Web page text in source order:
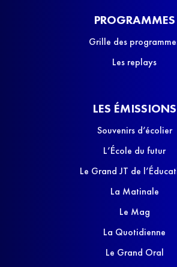
PROGRAMMES
Grille des
Les replays
LES ÉMISSIONS
Souvenirs d’écolier
L’École du futur
Le Grand JT de
La Matinale
Le Mag
La Quotidienne
Le Grand Oral